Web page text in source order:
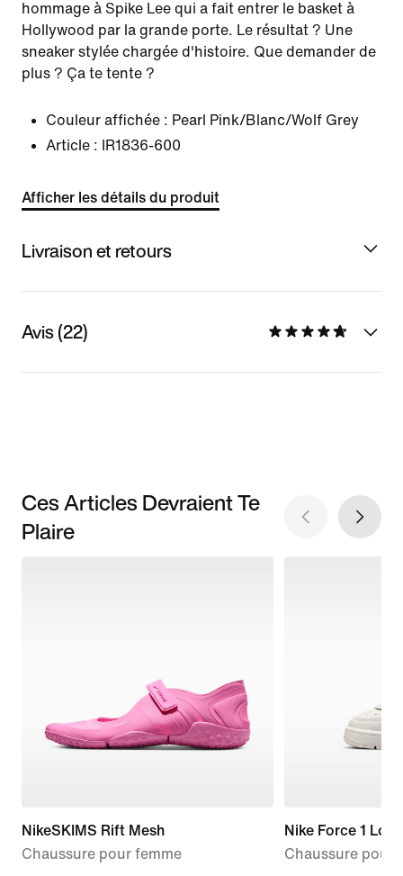
hommage à Spike Lee qui a fait entrer le basket à
Hollywood par la grande porte. Le résultat ? Une
sneaker stylée chargée d'histoire. Que demander de
plus ? Ça te tente ?
Couleur affichée : Pearl Pink/Blanc/Wolf Grey
Article :
IR1836-600
Afficher les détails du produit
Livraison et retours
Avis (22)
Ces Articles Devraient Te
Plaire
NikeSKIMS Rift Mesh
Chaussure pour femme
Nike Force 1 Low
Chaussure pour